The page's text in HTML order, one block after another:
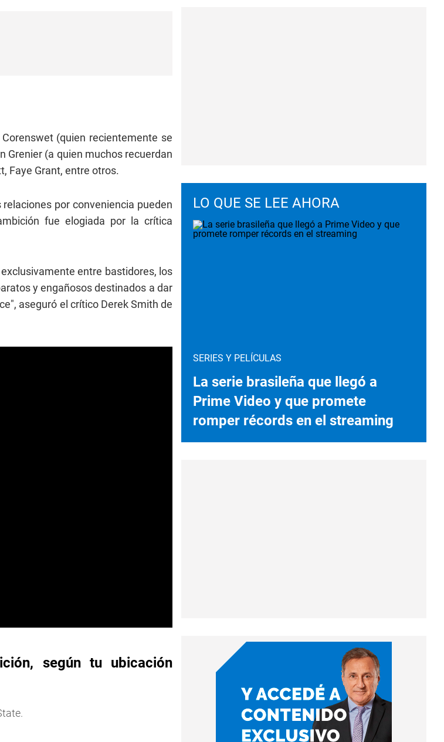
(quien recientemente se
Grenier (a quien muchos recuerdan
Faye Grant, entre otros.
por conveniencia pueden
fue elogiada por la crítica
entre bastidores, los
y engañosos destinados a dar
aseguró el crítico Derek Smith de
según tu ubicación
LO QUE SE LEE AHORA
SERIES Y PELÍCULAS
La serie brasileña que llegó a
Prime Video y que promete
romper récords en el streaming